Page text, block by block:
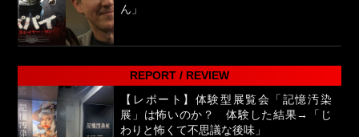
ん」
REPORT / REVIEW
【レポート】体験型展覧会「記憶汚染
展」は怖いのか？ 体験した結果→「じ
わりと怖くて不思議な後味」